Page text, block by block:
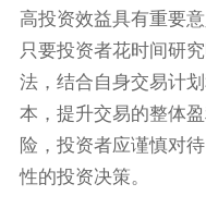
高投资效益具有重要
只要投资者花时间研
法，结合自身交易计
本，提升交易的整体
险，投资者应谨慎对
性的投资决策。